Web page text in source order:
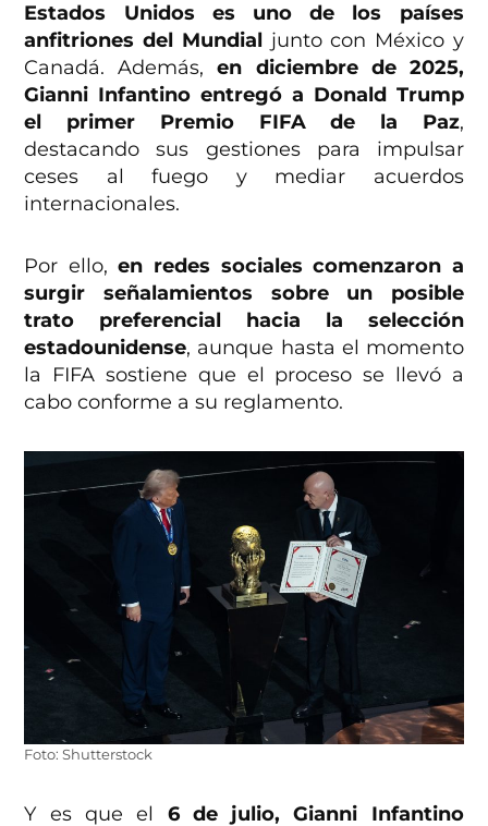
Estados Unidos es uno de los países
anfitriones del Mundial junto con México y
Canadá. Además,en diciembre de 2025,
Gianni Infantino entregó a Donald Trump
el primer Premio FIFA de la Paz,
destacando sus gestiones para impulsar
ceses al fuego y mediar acuerdos
internacionales.
Por ello,en redes sociales comenzaron a
surgir señalamientos sobre un posible
trato preferencial hacia la selección
estadounidense, aunque hasta el momento
la FIFA sostiene que el proceso se llevó a
cabo conforme a su reglamento.
Foto: Shutterstock
Y es que el 6 de julio, Gianni Infantino